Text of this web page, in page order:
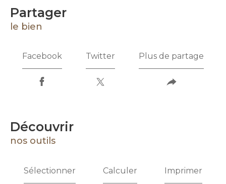
partager
le bien
Facebook Twitter Plus de partage
découvrir
nos outils
Sélectionner Calculer Imprimer